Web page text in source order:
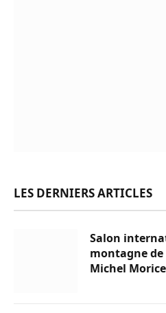
LES DERNIERS ARTICLES
Salon
montagne de
Michel